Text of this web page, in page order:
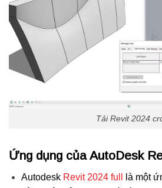
Tải Revit 2024
Ứng dụng của AutoDesk
Autodesk Revit 2024 full
là một